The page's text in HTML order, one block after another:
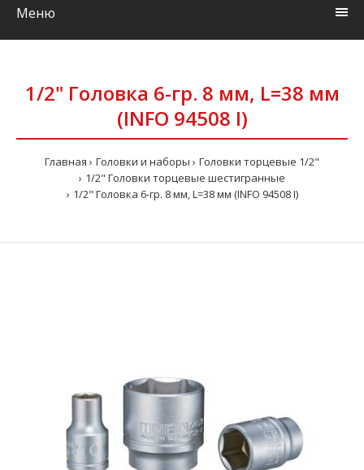
Меню
1/2" Головка 6-гр. 8 мм, L=38 мм
(INFO 94508 I)
Главная Головки и наборы
Головки торцевые 1/2"
1/2" Головки торцевые шестигранные
1/2" Головка 6-гр. 8 мм, L=38 мм (INFO 94508 I)